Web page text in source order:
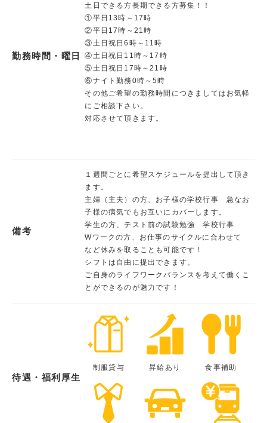
勤務時間・曜日
土日できる方長期できる方募集！！
①平日13時～17時
②平日17時～21時
③土日祝日6時～11時
④土日祝日11時～17時
⑤土日祝日17時～21時
⑥ナイト勤務0時～5時
その他ご希望の勤務時間につきましてはお気軽
にご相談下さい。
対応させて頂きます。
備考
１週間ごとに希望スケジュールを提出して頂き
ます。
主婦（主夫）の方、お子様の学校行事 急なお
子様の病気でもお互いにカバーします。
学生の方、テスト前の試験勉強 学校行事
Wワークの方、お仕事のサイクルに合わせて
など休みを取ることも可能です！
シフトは自由に提出できます。
ご自身のライフワークバランスを考えて働くこ
とができるのが魅力です！
待遇・福利厚生
制服貸与 昇給あり 食事補助